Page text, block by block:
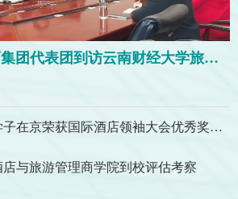
澳大利亚国立教育集团代表团到访云南财经大学旅游与酒店管理学院
中法瓦岱勒项目学子在京荣获国际酒店领袖大会优秀奖并参与行业交流
与旅游管理商学院到校评估考察